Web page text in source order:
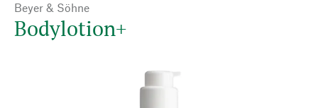
Beyer & Söhne
Bodylotion+